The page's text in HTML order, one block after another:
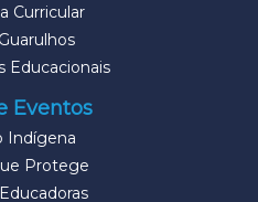
Curricular
Educacionais
Eventos
Indígena
Protege